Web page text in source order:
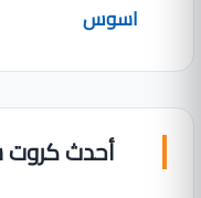
اسوس
أحدث